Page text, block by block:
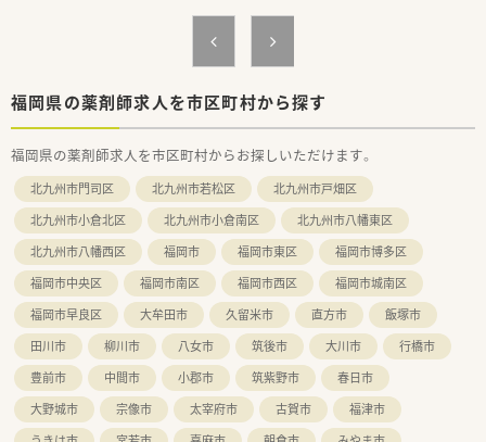
■ 経営基盤を強固にする企業型確定拠出型年金制度を導入して
おり、安心して長く働ける環境がございます。
■ 想定される年収は510万円から550万円であり、これまでのご
経験を考慮した上で給与額が決定されます。
非常に高い水準で支給される見込みです。
■ 時間外手当や通勤手当はもちろん、確定拠出型年金制度や教
育制度など福利厚生も充実しています。
福岡県の薬剤師求人を市区町村から探す
福岡県の薬剤師求人を市区町村からお探しいただけます。
北九州市門司区 北九州市若松区
北九州市戸畑区
北九州市小倉北区
北九州市小倉南区
北九州市八幡東区
北九州市八幡西区
福岡市 福岡市東区
福岡市博多区
福岡市中央区
福岡市南区 福岡市西区
福岡市城南区
福岡市早良区
大牟田市 久留米市 直方市
飯塚市
田川市
柳川市 八女市 筑後市 大川市
行橋市
豊前市
中間市 小郡市 筑紫野市
春日市
大野城市
宗像市 太宰府市 古賀市
福津市